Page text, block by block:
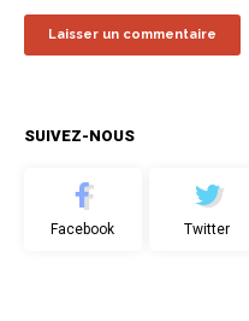
SUIVEZ-NOUS
Facebook Twitter